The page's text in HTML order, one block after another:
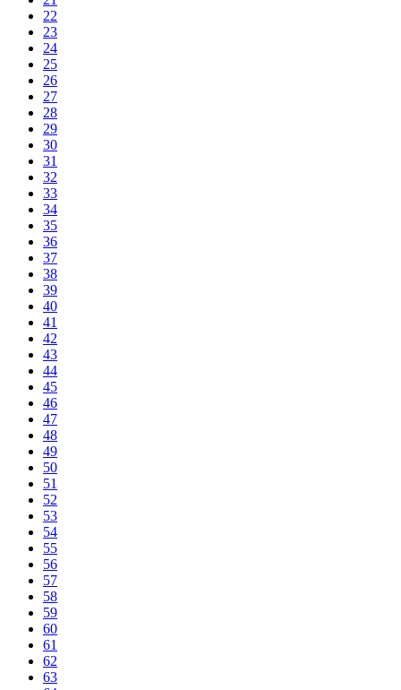
22
23
24
25
26
27
28
29
30
31
32
33
34
35
36
37
38
39
40
41
42
43
44
45
46
47
48
49
50
51
52
53
54
55
56
57
58
59
60
61
62
63